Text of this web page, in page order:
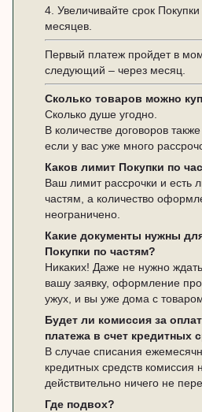
4. Увеличивайте срок
месяцев.
Первый платеж пройдет в
следующий – через месяц.
Сколько товаров можно
Сколько душе угодно.
В количестве договоров
если у вас уже много
Каков лимит Покупки по
Ваш лимит рассрочки и есть
частям, а количество
неограничено.
Какие документы нужны
Покупки по частям?
Никаких! Даже не нужно
вашу заявку, оформление
ужух, и вы уже дома с
Будет ли комиссия за
платежа в счет кредитных
В случае списания
кредитных средств комиссия
действительно ничего не
Где подвох?